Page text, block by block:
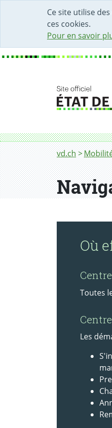
Ce site utilise
ces cookies.
Pour en savoir
DÉBUT DU
ACCÈS AU
PAGE
FORMULAIRE
Fil
vd.ch
Où
Toutes
Les